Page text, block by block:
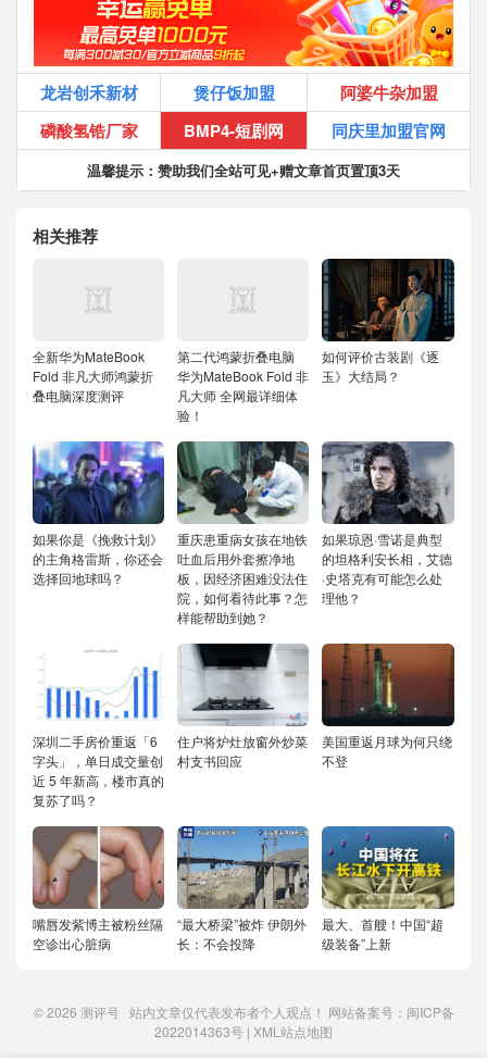
龙岩创禾新材 煲仔饭加盟
阿婆牛杂加盟
磷酸氢锆厂家
BMP4-短剧网 同庆里加盟官网
温馨提示：赞助我们全站可见+赠文章首页置顶3天
相关推荐
全新华为MateBook
Fold 非凡大师鸿蒙折
叠电脑深度测评
第二代鸿蒙折叠电脑
华为MateBook Fold 非
凡大师 全网最详细体
验！
如何评价古装剧《逐
玉》大结局？
如果你是《挽救计划》
的主角格雷斯，你还会
选择回地球吗？
重庆患重病女孩在地铁
吐血后用外套擦净地
板，因经济困难没法住
院，如何看待此事？怎
样能帮助到她？
如果琼恩·雪诺是典型
的坦格利安长相，艾德
·史塔克有可能怎么处
理他？
深圳二手房价重返「6
字头」，单日成交量创
近 5 年新高，楼市真的
复苏了吗？
住户将炉灶放窗外炒菜
村支书回应
美国重返月球为何只绕
不登
嘴唇发紫博主被粉丝隔
空诊出心脏病
“最大桥梁”被炸 伊朗外
长：不会投降
最大、首艘！中国“超
级装备”上新
© 2026 测评号站内文章仅代表发布者个人观点！ 网站备案号： 闽ICP备
2022014363号 | XML站点地图